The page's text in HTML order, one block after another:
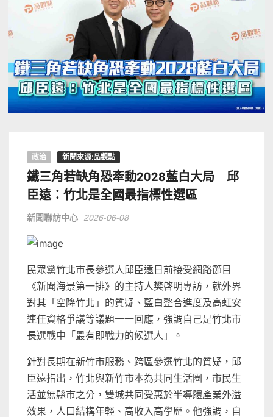
政治 新聞來源:品觀點
鐵三角若缺角恐牽動2028藍白大局 邱
臣遠：竹北是全國最指標性選區
新聞聯訪中心 2026-06-08
民眾黨竹北市長參選人邱臣遠日前接受網路節目
《新聞海景第一排》的主持人樊啓明專訪，就外界
對其「空降竹北」的質疑、藍白整合進度及高虹安
連任資格爭議等議題一一回應，強調自己是竹北市
長選戰中「最有即戰力的候選人」。
針對長期在新竹市服務、跨區參選竹北的質疑，邱
臣遠指出，竹北與新竹市本為共同生活圈，市民生
活並無縣市之分，雙城共同受惠於半導體產業外溢
效果，人口結構年輕、高收入高學歷。他強調，自